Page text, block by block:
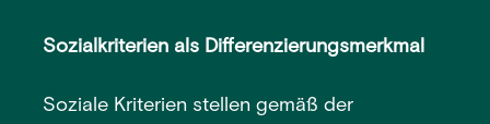
Sozialkriterien als Differenzierungsmerkmal
Soziale Kriterien stellen gemäß der